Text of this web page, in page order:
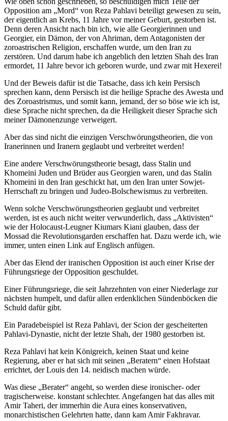
Opposition am „Mord“ von Reza Pahlavi beteiligt gewesen zu sein,
der eigentlich an Krebs, 11 Jahre vor meiner Geburt, gestorben ist.
Denn deren Ansicht nach bin ich, wie alle Georgierinnen und
Georgier, ein Dämon, der von Ahriman, dem Antagonisten der
zoroastrischen Religion, erschaffen wurde, um den Iran zu
zerstören. Und darum habe ich angeblich den letzten Shah des Iran
ermordet, 11 Jahre bevor ich geboren wurde, und zwar mit Hexerei!
Und der Beweis dafür ist die Tatsache, dass ich kein Persisch
sprechen kann, denn Persisch ist die heilige Sprache des Awesta und
des Zoroastrismus, und somit kann, jemand, der so böse wie ich ist,
diese Sprache nicht sprechen, da die Heiligkeit dieser Sprache sich
meiner Dämonenzunge verweigert.
Aber das sind nicht die einzigen Verschwörungstheorien, die von
Iranerinnen und Iranern geglaubt und verbreitet werden!
Eine andere Verschwörungstheorie besagt, dass Stalin und
Khomeini Juden und Brüder aus Georgien waren, und das Stalin
Khomeini in den Iran geschickt hat, um den Iran unter Sowjet-
Herrschaft zu bringen und Judeo-Bolschewismus zu verbreiten.
Wenn solche Verschwörungstheorien geglaubt und verbreitet
werden, ist es auch nicht weiter verwunderlich, dass „Aktivisten“
wie der Holocaust-Leugner Kiumars Kiani glauben, dass der
Mossad die Revolutionsgarden erschaffen hat. Dazu werde ich, wie
immer, unten einen Link auf Englisch anfügen.
Aber das Elend der iranischen Opposition ist auch einer Krise der
Führungsriege der Opposition geschuldet.
Einer Führungsriege, die seit Jahrzehnten von einer Niederlage zur
nächsten humpelt, und dafür allen erdenklichen Sündenböcken die
Schuld dafür gibt.
Ein Paradebeispiel ist Reza Pahlavi, der Scion der gescheiterten
Pahlavi-Dynastie, nicht der letzte Shah, der 1980 gestorben ist.
Reza Pahlavi hat kein Königreich, keinen Staat und keine
Regierung, aber er hat sich mit seinen „Beratern“ einen Hofstaat
errichtet, der Louis den 14. neidisch machen würde.
Was diese „Berater“ angeht, so werden diese ironischer- oder
tragischerweise. konstant schlechter. Angefangen hat das alles mit
Amir Taheri, der immerhin die Aura eines konservativen,
monarchistischen Gelehrten hatte, dann kam Amir Fakhravar.